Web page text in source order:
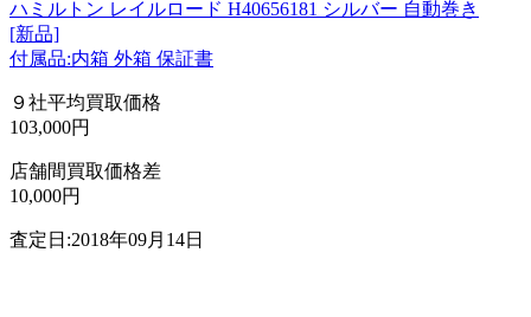
ハミルトン レイルロード H40656181 シルバー 自動巻き
[新品]
付属品:内箱 外箱 保証書
９社平均買取価格
103,000円
店舗間買取価格差
10,000円
査定日:2018年09月14日